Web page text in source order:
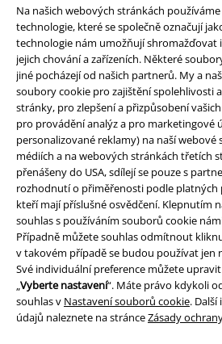
Na našich webových stránkách
technologie, které se společně označují
technologie nám umožňují shromažďovat
jejich chování a zařízeních. Některé
jiné pocházejí od našich partnerů. My a
soubory cookie pro zajištění spolehlivosti
stránky, pro zlepšení a přizpůsobení
pro provádění analýz a pro marketingové
personalizované reklamy) na naší webové
médiích a na webových stránkách třetích
přenášeny do USA, sdílejí se pouze s
rozhodnutí o přiměřenosti podle platných
kteří mají příslušné osvědčení. Klepnutím
souhlas s používáním souborů cookie
Případně můžete souhlas odmítnout
v takovém případě se budou používat jen
Své individuální preference můžete
„Vyberte nastavení“. Máte právo kdykoli
souhlas v Nastavení souborů cookie.
údajů naleznete na stránceZásady
EMP
Stáhněte si novou EMP aplikaci zdarma
funkce a výhody!
A Warner Music